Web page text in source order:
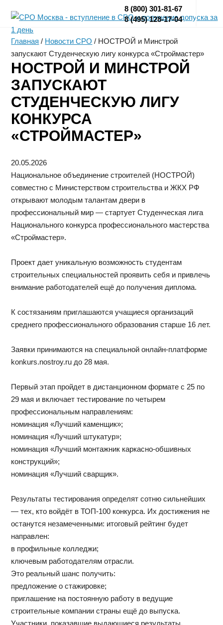
8 (800) 301-81-67
8 (495) 128-17-04
Главная / Новости СРО / НОСТРОЙ и Минстрой
запускают Студенческую лигу конкурса «Строймастер»
НОСТРОЙ И МИНСТРОЙ
ЗАПУСКАЮТ
СТУДЕНЧЕСКУЮ ЛИГУ
КОНКУРСА
«СТРОЙМАСТЕР»
20.05.2026
Национальное объединение строителей (НОСТРОЙ)
совместно с Министерством строительства и ЖКХ РФ
открывают молодым талантам двери в
профессиональный мир — стартует Студенческая лига
Национального конкурса профессионального мастерства
«Строймастер».
Проект дает уникальную возможность студентам
строительных специальностей проявить себя и привлечь
внимание работодателей ещё до получения диплома.
К состязаниям приглашаются учащиеся организаций
среднего профессионального образования старше 16 лет.
Заявки принимаются на специальной онлайн‑платформе
konkurs.nostroy.ru до 28 мая.
Первый этап пройдет в дистанционном формате с 25 по
29 мая и включает тестирование по четырем
профессиональным направлениям:
номинация «Лучший каменщик»;
номинация «Лучший штукатур»;
номинация «Лучший монтажник каркасно‑обшивных
конструкций»;
номинация «Лучший сварщик».
Результаты тестирования определят сотню сильнейших
— тех, кто войдёт в ТОП‑100 конкурса. Их достижения не
останутся незамеченными: итоговый рейтинг будет
направлен:
в профильные колледжи;
ключевым работодателям отрасли.
Это реальный шанс получить:
предложение о стажировке;
приглашение на постоянную работу в ведущие
строительные компании страны ещё до выпуска.
Участники, показавшие выдающиеся результаты,